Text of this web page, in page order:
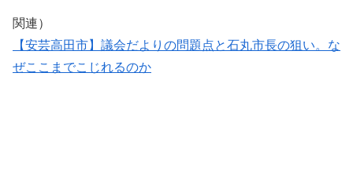
関連）
【安芸高田市】議会だよりの問題点と石丸市長の狙い。な
ぜここまでこじれるのか